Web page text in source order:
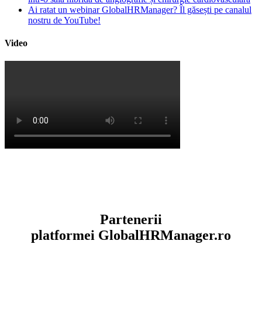
Ai ratat un webinar GlobalHRManager? Îl găsești pe canalul
nostru de YouTube!
Video
Partenerii
platformei GlobalHRManager.ro